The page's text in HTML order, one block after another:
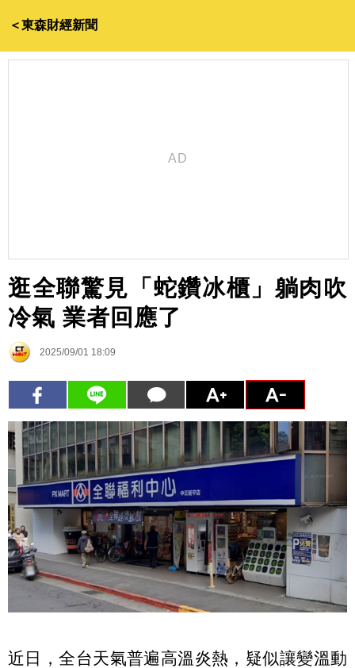
＜東森財經新聞
逛全聯驚見「蛇鑽冰櫃」躺肉吹
冷氣 業者回應了
2025/09/01 18:09
近日，全台天氣普遍高溫炎熱，疑似讓變溫動